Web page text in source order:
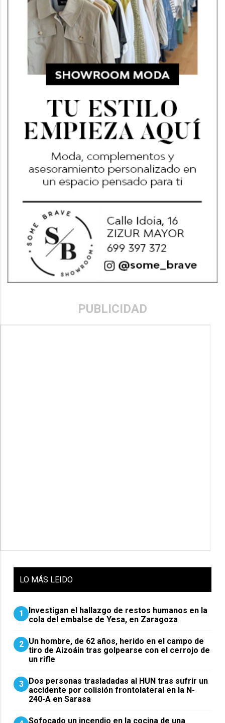
PUBLICIDAD
LO MÁS LEIDO
1
Investigan el hallazgo de restos humanos en la
cola del embalse de Yesa, en Zaragoza
2 Un hombre, de 62 años, herido en el campo de
tiro de Aizoáin tras golpearse con el cerrojo de
un rifle
3 ​Dos personas trasladadas al HUN tras sufrir un
accidente por colisión frontolateral en la N-
240-A en Sarasa
Sofocado un incendio en la cocina de una